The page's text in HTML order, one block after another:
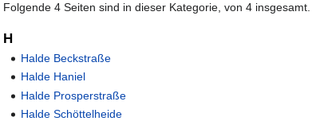
Folgende 4 Seiten sind in dieser Kategorie, von 4 insgesamt.
H
Halde Beckstraße
Halde Haniel
Halde Prosperstraße
Halde Schöttelheide